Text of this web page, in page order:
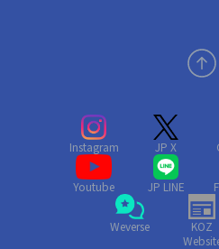
Instagram JP X
Youtube JP LINE
Weverse
KOZ